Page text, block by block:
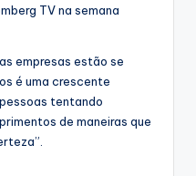
TV na semana
empresas estão se
é uma crescente
tentando
de maneiras que